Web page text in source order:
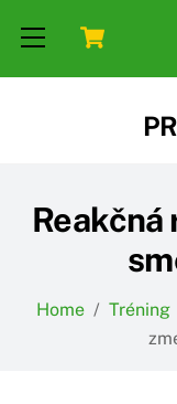
Menu
Reakčná
Home / Tréning